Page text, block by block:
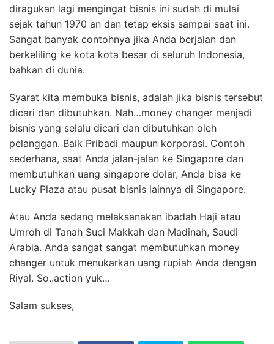
diragukan lagi mengingat bisnis ini sudah di mulai
sejak tahun 1970 an dan tetap eksis sampai saat ini.
Sangat banyak contohnya jika Anda berjalan dan
berkeliling ke kota kota besar di seluruh Indonesia,
bahkan di dunia.
Syarat kita membuka bisnis, adalah jika bisnis tersebut
dicari dan dibutuhkan. Nah…money changer menjadi
bisnis yang selalu dicari dan dibutuhkan oleh
pelanggan. Baik Pribadi maupun korporasi. Contoh
sederhana, saat Anda jalan-jalan ke Singapore dan
membutuhkan uang singapore dolar, Anda bisa ke
Lucky Plaza atau pusat bisnis lainnya di Singapore.
Atau Anda sedang melaksanakan ibadah Haji atau
Umroh di Tanah Suci Makkah dan Madinah, Saudi
Arabia. Anda sangat sangat membutuhkan money
changer untuk menukarkan uang rupiah Anda dengan
Riyal. So..action yuk…
Salam sukses,